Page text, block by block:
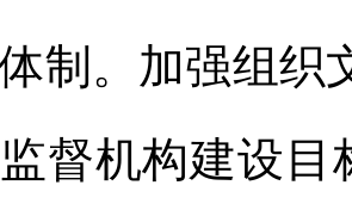
制。加强组织
督机构建设